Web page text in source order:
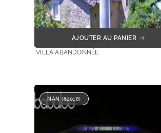
AJOUTER AU PANIER
VILLA ABANDONNÉE
NAN (62018)